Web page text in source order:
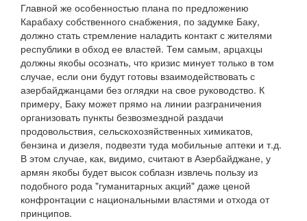
Главной же особенностью плана по предложению
Карабаху собственного снабжения, по задумке Баку,
должно стать стремление наладить контакт с жителями
республики в обход ее властей. Тем самым, арцахцы
должны якобы осознать, что кризис минует только в том
случае, если они будут готовы взаимодействовать с
азербайджанцами без оглядки на свое руководство. К
примеру, Баку может прямо на линии разграничения
организовать пункты безвозмездной раздачи
продовольствия, сельскохозяйственных химикатов,
бензина и дизеля, подвезти туда мобильные аптеки и т.д.
В этом случае, как, видимо, считают в Азербайджане, у
армян якобы будет высок соблазн извлечь пользу из
подобного рода "гуманитарных акций" даже ценой
конфронтации с национальными властями и отхода от
принципов.